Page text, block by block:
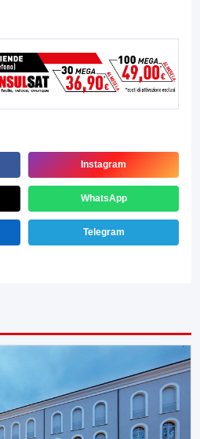
Instagram
WhatsApp
Telegram